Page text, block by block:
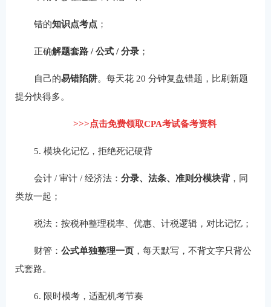
错的知识点考点；
正确解题套路 / 公式 / 分录；
自己的易错陷阱。每天花 20 分钟复盘错题，比刷新题
提分快得多。
>>>点击免费领取CPA考试备考资料
5. 模块化记忆，拒绝死记硬背
会计 / 审计 / 经济法： 分录、法条、准则分模块背，同
类放一起；
税法：按税种整理税率、优惠、计税逻辑，对比记忆；
财管： 公式单独整理一页，每天默写，不背文字只背公
式套路。
6. 限时模考，适配机考节奏